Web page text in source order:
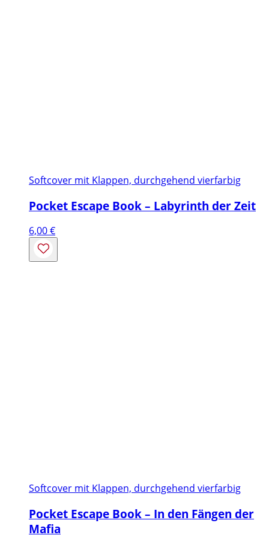
Softcover mit Klappen, durchgehend vierfarbig
Pocket Escape Book – Labyrinth der Zeit
6,00€
Softcover mit Klappen, durchgehend vierfarbig
Pocket Escape Book – In den Fängen der
Mafia